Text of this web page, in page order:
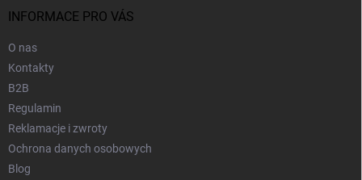
INFORMACE PRO VÁS
O nas
Kontakty
B2B
Regulamin
Reklamacje i zwroty
Ochrona danych osobowych
Blog